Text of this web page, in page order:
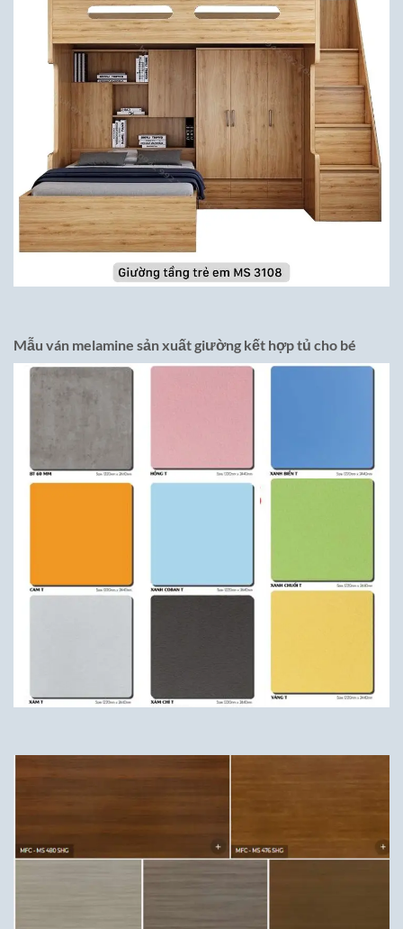
Mẫu ván melamine sản xuất giường kết hợp tủ cho bé